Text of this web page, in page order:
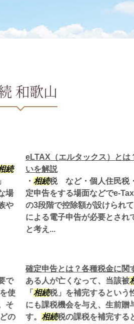
和歌山
続
場
や
eLTAX（エルタックス）とは
いを解説
・ 相続税 など・個人住民税
定申告をする場面などでe-
の3段階で控除額が設けられ
による電子申告が必要とされ
と考え...
で
使
そ
の
確定申告とは？各種税金に関
ある人が亡くなって、当該被
「 相続税」を補完するという
にも課税機会を与え、生前贈
す。 相続税の課税を補完する